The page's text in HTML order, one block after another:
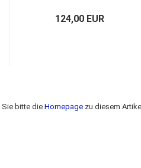
V6 TDi 110kw-132kw
124,00 EUR
Sie bitte die Homepagezu diesem